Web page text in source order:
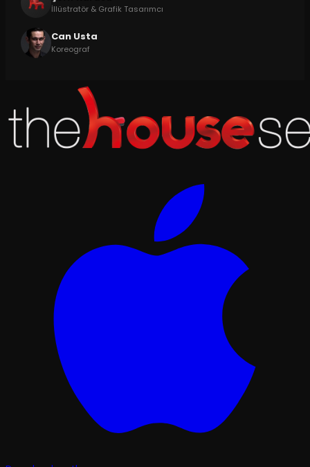
İllüstratör & Grafik Tasarımcı
Can Usta
Koreograf